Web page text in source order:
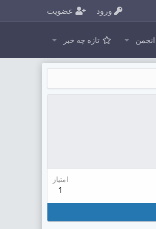
ورود عضویت
انجمن تازه چه خبر
امتیاز
1